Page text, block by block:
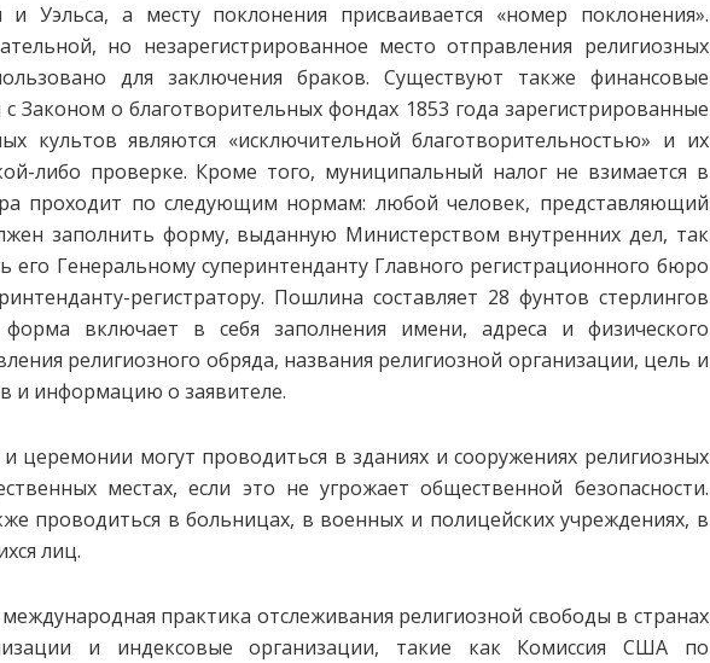
и Уэльса, а месту поклонения присваивается «номер поклонения».
но незарегистрированное место отправления религиозных
для заключения браков. Существуют также финансовые
Законом о благотворительных фондах 1853 года зарегистрированные
культов являются «исключительной благотворительностью» и их
либо проверке. Кроме того, муниципальный налог не взимается в
проходит по следующим нормам: любой человек, представляющий
заполнить форму, выданную Министерством внутренних дел, так
его Генеральному суперинтенданту Главного регистрационного бюро
регистратору. Пошлина составляет 28 фунтов стерлингов
включает в себя заполнения имени, адреса и физического
религиозного обряда, названия религиозной организации, цель и
и информацию о заявителе.
церемонии могут проводиться в зданиях и сооружениях религиозных
местах, если это не угрожает общественной безопасности.
проводиться в больницах, в военных и полицейских учреждениях, в
лиц.
практика отслеживания религиозной свободы в странах
и индексовые организации, такие как Комиссия США по